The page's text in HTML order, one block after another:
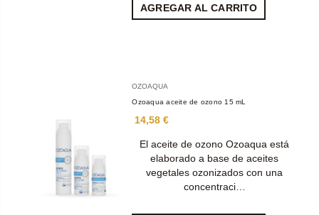
AGREGAR AL CARRITO
OZOAQUA
Ozoaqua aceite de ozono 15 mL
14,58 €
El aceite de ozono Ozoaqua está
elaborado a base de aceites
vegetales ozonizados con una
concentraci…